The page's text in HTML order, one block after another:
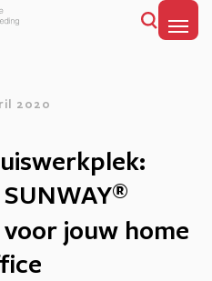
2020
:
®
jouw home